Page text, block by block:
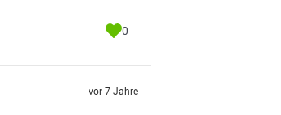
0
vor 7 Jahre